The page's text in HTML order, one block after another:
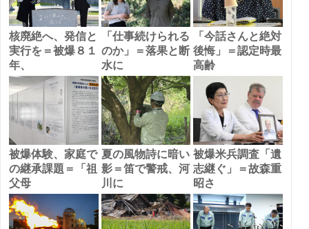
核廃絶へ、発信と
実行を＝被爆８１
年、
「仕事続けられる
のか」＝落果と断
水に
「今話さんと絶対
後悔」＝認定時最
高齢
被爆体験、家庭で
の継承課題＝「祖
父母
夏の風物詩に暗い
影＝笛で警戒、河
川に
被爆米兵調査「遺
志継ぐ」＝故森重
昭さ